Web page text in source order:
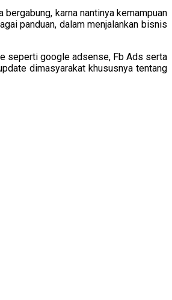
karna nantinya kemampuan
panduan, dalam menjalankan bisnis
seperti google adsense, Fb Ads serta
dimasyarakat khususnya tentang